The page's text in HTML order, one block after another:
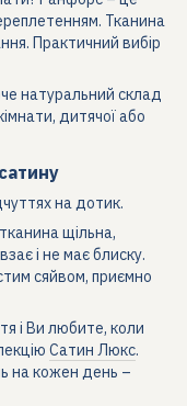
Тканина
Практичний вибір
натуральний склад
дитячої або
на дотик.
щільна,
і не має блиску.
сяйвом, приємно
і Ви любите, коли
Сатин Люкс.
на кожен день –